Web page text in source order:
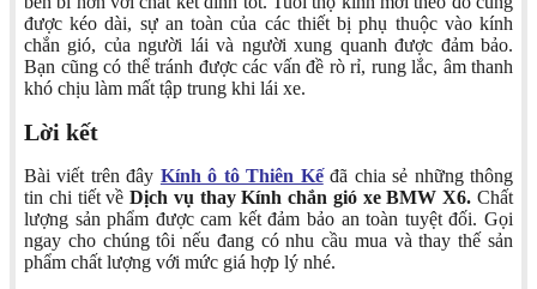
được kéo dài, sự an toàn của các thiết bị phụ thuộc vào kính
chắn gió, của người lái và người xung quanh được đảm bảo.
Bạn cũng có thể tránh được các vấn đề rò rỉ, rung lắc, âm thanh
khó chịu làm mất tập trung khi lái xe.
Lời kết
Bài viết trên đây Kính ô tô Thiên Kếđã chia sẻ những thông
tin chi tiết vềDịch vụ thay Kính chắn gió xe BMW X6. Chất
lượng sản phẩm được cam kết đảm bảo an toàn tuyệt đối. Gọi
ngay cho chúng tôi nếu đang có nhu cầu mua và thay thế sản
phẩm chất lượng với mức giá hợp lý nhé.